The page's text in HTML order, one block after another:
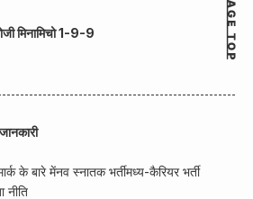
मिनामिचो 1-9-9
के बारे मेंनव स्नातक भर्तीमध्य-कैरियर भर्ती
नीति